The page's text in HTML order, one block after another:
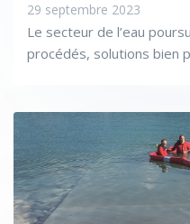
29 septembre 2023
Le secteur de l’eau
procédés, solutions bien